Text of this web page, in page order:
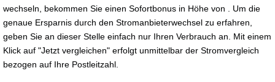
wechseln, bekommen Sie einen Sofortbonus in Höhe von . Um die
genaue Ersparnis durch den Stromanbieterwechsel zu erfahren,
geben Sie an dieser Stelle einfach nur Ihren Verbrauch an. Mit einem
Klick auf "Jetzt vergleichen" erfolgt unmittelbar der Stromvergleich
bezogen auf Ihre Postleitzahl.